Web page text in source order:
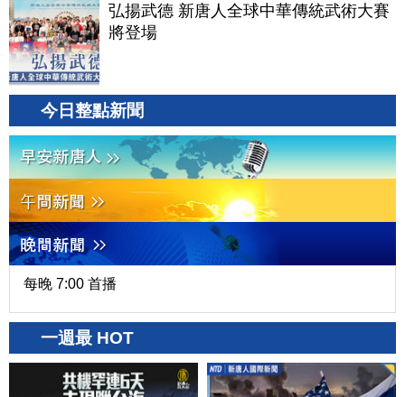
弘揚武德 新唐人全球中華傳統武術大賽
將登場
今日整點新聞
每晚 7:00 首播
一週最 HOT